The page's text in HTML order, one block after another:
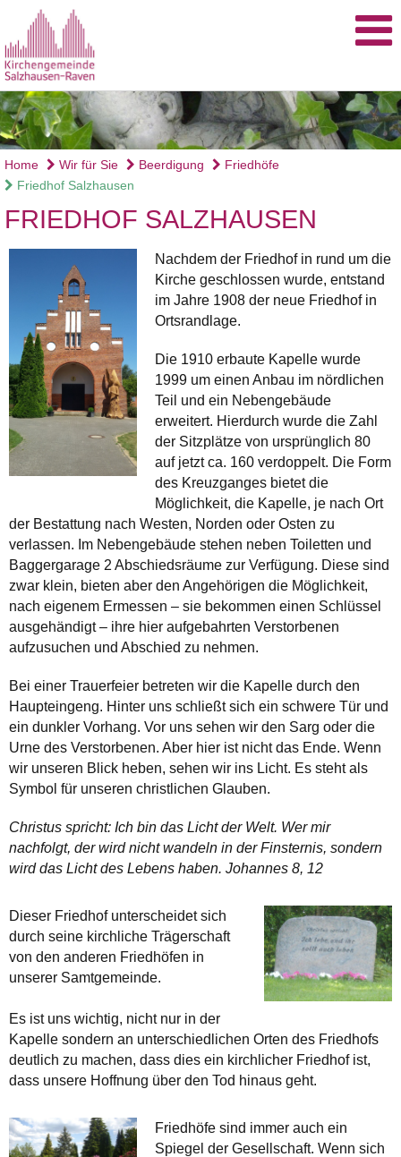
Home Wir für Sie Beerdigung
Friedhöfe
Friedhof Salzhausen
FRIEDHOF SALZHAUSEN
Nachdem der Friedhof in rund um die
Kirche geschlossen wurde, entstand
im Jahre 1908 der neue Friedhof in
Ortsrandlage.
Die 1910 erbaute Kapelle wurde
1999 um einen Anbau im nördlichen
Teil und ein Nebengebäude
erweitert. Hierdurch wurde die Zahl
der Sitzplätze von ursprünglich 80
auf jetzt ca. 160 verdoppelt. Die Form
des Kreuzganges bietet die
Möglichkeit, die Kapelle, je nach Ort
der Bestattung nach Westen, Norden oder Osten zu
verlassen. Im Nebengebäude stehen neben Toiletten und
Baggergarage 2 Abschiedsräume zur Verfügung. Diese sind
zwar klein, bieten aber den Angehörigen die Möglichkeit,
nach eigenem Ermessen – sie bekommen einen Schlüssel
ausgehändigt – ihre hier aufgebahrten Verstorbenen
aufzusuchen und Abschied zu nehmen.
Bei einer Trauerfeier betreten wir die Kapelle durch den
Haupteingeng. Hinter uns schließt sich ein schwere Tür und
ein dunkler Vorhang. Vor uns sehen wir den Sarg oder die
Urne des Verstorbenen. Aber hier ist nicht das Ende. Wenn
wir unseren Blick heben, sehen wir ins Licht. Es steht als
Symbol für unseren christlichen Glauben.
Christus spricht: Ich bin das Licht der Welt. Wer mir
nachfolgt, der wird nicht wandeln in der Finsternis, sondern
wird das Licht des Lebens haben. Johannes 8, 12
Dieser Friedhof unterscheidet sich
durch seine kirchliche Trägerschaft
von den anderen Friedhöfen in
unserer Samtgemeinde.
Es ist uns wichtig, nicht nur in der
Kapelle sondern an unterschiedlichen Orten des Friedhofs
deutlich zu machen, dass dies ein kirchlicher Friedhof ist,
dass unsere Hoffnung über den Tod hinaus geht.
Friedhöfe sind immer auch ein
Spiegel der Gesellschaft. Wenn sich